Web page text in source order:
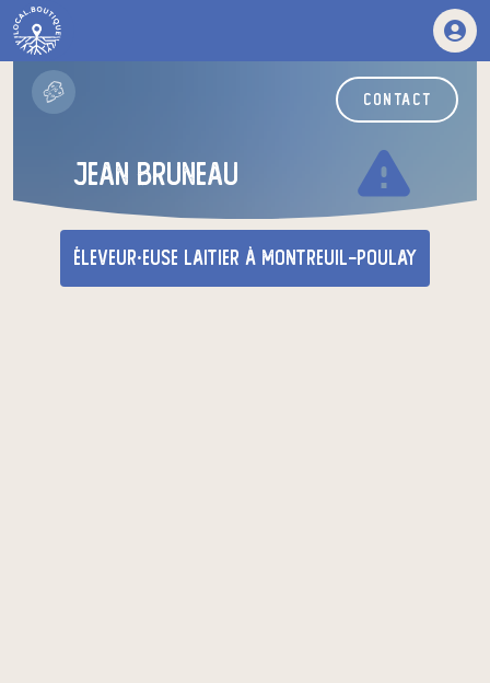
contact
jean bruneau warning
éleveur·euse laitier à Montreuil-Poulay